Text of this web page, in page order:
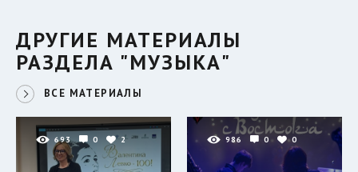
ДРУГИЕ МАТЕРИАЛЫ
РАЗДЕЛА "МУЗЫКА"
ВСЕ МАТЕРИАЛЫ
693 0 2 986 0 0